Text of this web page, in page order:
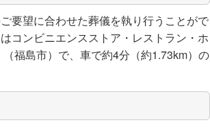
要望に合わせた葬儀を執り行うことがで
コンビニエンスストア・レストラン・ホ
福島市）で、車で約4分（約1.73km）の